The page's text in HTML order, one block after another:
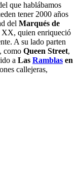
que hablábamos
tener 2000 años
del Marqués de
XX, quien enriqueció
A su lado parten
como Queen Street,
a Las Ramblas en
callejeras,